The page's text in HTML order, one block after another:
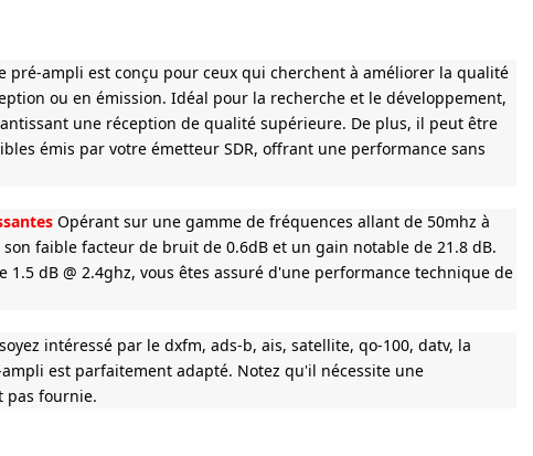
pré-ampli est conçu pour ceux qui cherchent à améliorer la qualité
ou en émission. Idéal pour la recherche et le développement,
une réception de qualité supérieure. De plus, il peut être
émis par votre émetteur SDR, offrant une performance sans
Opérant sur une gamme de fréquences allant de 50mhz à
faible facteur de bruit de 0.6dB et un gain notable de 21.8 dB.
1.5 dB @ 2.4ghz, vous êtes assuré d'une performance technique de
intéressé par le dxfm, ads-b, ais, satellite, qo-100, datv, la
est parfaitement adapté. Notez qu'il nécessite une
pas fournie.